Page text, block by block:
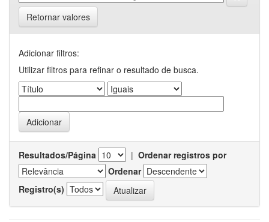
Retornar valores
Adicionar filtros:
Utilizar filtros para refinar o resultado de busca.
Resultados/Página | Ordenar registros por
Ordenar
Registro(s)